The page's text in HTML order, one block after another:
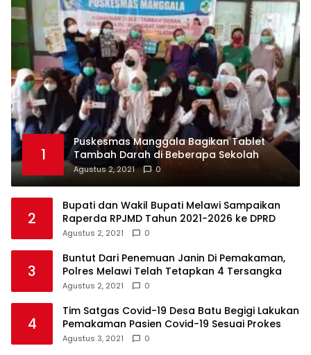
1
Puskesmas Manggala Bagikan Tablet
Tambah Darah di Beberapa Sekolah
Agustus 2, 2021 0
2
Bupati dan Wakil Bupati Melawi Sampaikan
Raperda RPJMD Tahun 2021-2026 ke DPRD
Agustus 2, 2021 0
3
Buntut Dari Penemuan Janin Di Pemakaman,
Polres Melawi Telah Tetapkan 4 Tersangka
Agustus 2, 2021 0
4
Tim Satgas Covid-19 Desa Batu Begigi Lakukan
Pemakaman Pasien Covid-19 Sesuai Prokes
Agustus 3, 2021 0